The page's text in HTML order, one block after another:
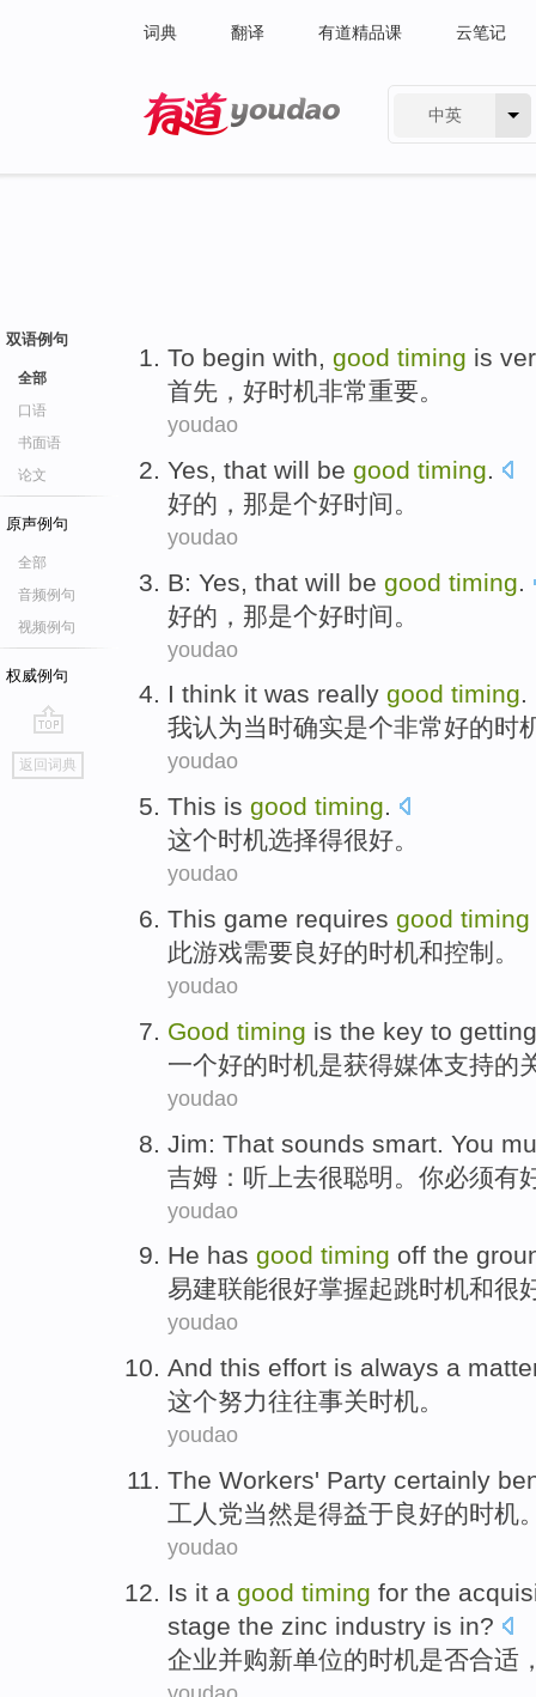
词典 翻译 有道精品课 云笔记
中英
双语例句
全部
口语
书面语
论文
原声例句
全部
音频例句
视频例句
权威例句
go
top
返回词典
To begin with, good timing is
首先，好时机非常重要。
youdao
Yes, that will be good timing.
好的 ， 那是个好时间。
youdao
B: Yes that will be good timing
好的 ， 那是个好时间。
youdao
I think it was really good timing.
我认为当时确实是个非常好的时
youdao
This is good timing.
这个时机选择得很好。
youdao
This game requires good timing
此游戏需要良好的时机和控制 。
youdao
Good timing is the key to
一个好的时机是获得媒体支持的
youdao
Jim: That sounds smart You
吉姆 ： 听 上去很聪明 。 你必须有
youdao
He has good timing off the
易建联能很好掌握起跳时机和很
youdao
And this effort is always a
这个努力往往事关时机。
youdao
The Workers' Party certainly
工人党当然是得益于良好的时机
youdao
Is it a good timing for the
stage the zinc industry is in?
企业并购新单位的时机是否合适